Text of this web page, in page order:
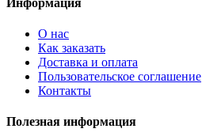
О нас
Как заказать
Доставка и оплата
Пользовательское соглашение
Контакты
Полезная информация